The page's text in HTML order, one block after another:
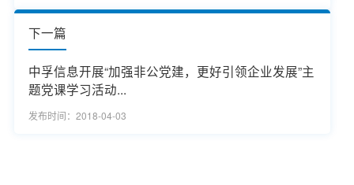
下一篇
中孚信息开展“加强非公党建，更好引领企业发展”主
题党课学习活动...
发布时间：2018-04-03